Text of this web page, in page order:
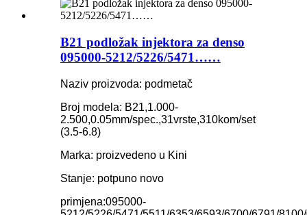
B21 podložak injektora za denso
095000-5212/5226/5471……
Naziv proizvoda: podmetač
Broj modela: B21,1.000-
2.500,0.05mm/spec.,31vrste,310kom/set
(3.5-6.8)
Marka: proizvedeno u Kini
Stanje: potpuno novo
primjena:095000-